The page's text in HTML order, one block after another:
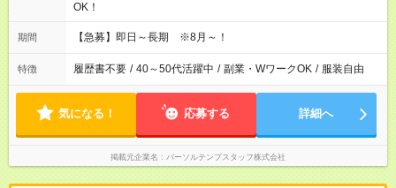
OK！
期間 【急募】即日～長期 ※8月～！
特徴 履歴書不要 / 40～50代活躍中 / 副業・WワークOK / 服装自由
気になる！ 応募する 詳細へ
掲載元企業名 パーソルテンプスタッフ株式会社